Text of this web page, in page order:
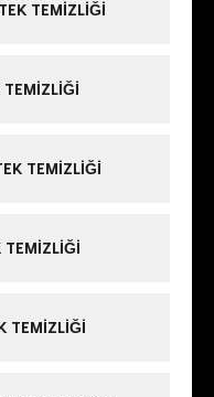
TEMIZLIĞI
TEMIZLIĞI
TEMIZLIĞI
TEMIZLIĞI